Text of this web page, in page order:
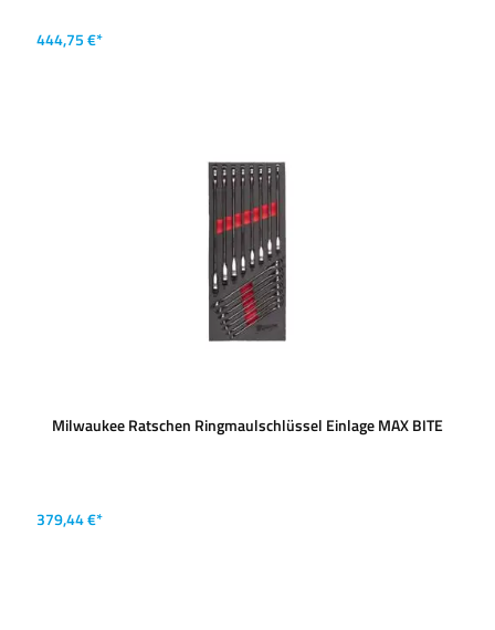
444,75 €*
Milwaukee Ratschen Ringmaulschlüssel Einlage MAX BITE
379,44 €*